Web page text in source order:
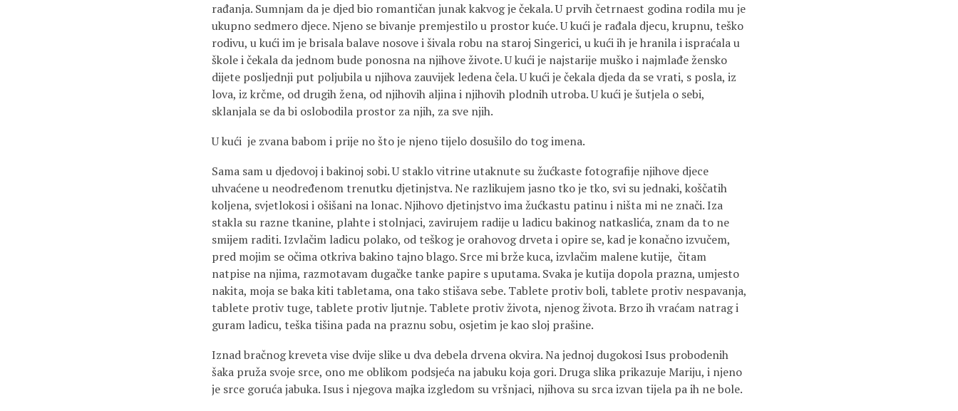
rađanja. Sumnjam da je djed bio romantičan junak kakvog je čekala. U prvih četrnaest godina rodila mu je
ukupno sedmero djece. Njeno se bivanje premjestilo u prostor kuće. U kući je rađala djecu, krupnu, teško
rodivu, u kući im je brisala balave nosove i šivala robu na staroj Singerici, u kući ih je hranila i ispraćala u
škole i čekala da jednom bude ponosna na njihove živote. U kući je najstarije muško i najmlađe žensko
dijete posljednji put poljubila u njihova zauvijek ledena čela. U kući je čekala djeda da se vrati, s posla, iz
lova, iz krčme, od drugih žena, od njihovih aljina i njihovih plodnih utroba. U kući je šutjela o sebi,
sklanjala se da bi oslobodila prostor za njih, za sve njih.
U kući je zvana babom i prije no što je njeno tijelo dosušilo do tog imena.
Sama sam u djedovoj i bakinoj sobi. U staklo vitrine utaknute su žućkaste fotografije njihove djece
uhvaćene u neodređenom trenutku djetinjstva. Ne razlikujem jasno tko je tko, svi su jednaki, koščatih
koljena, svjetlokosi i ošišani na lonac. Njihovo djetinjstvo ima žućkastu patinu i ništa mi ne znači. Iza
stakla su razne tkanine, plahte i stolnjaci, zavirujem radije u ladicu bakinog natkaslića, znam da to ne
smijem raditi. Izvlačim ladicu polako, od teškog je orahovog drveta i opire se, kad je konačno izvučem,
pred mojim se očima otkriva bakino tajno blago. Srce mi brže kuca, izvlačim malene kutije, čitam
natpise na njima, razmotavam dugačke tanke papire s uputama. Svaka je kutija dopola prazna, umjesto
nakita, moja se baka kiti tabletama, ona tako stišava sebe. Tablete protiv boli, tablete protiv nespavanja,
tablete protiv tuge, tablete protiv ljutnje. Tablete protiv života, njenog života. Brzo ih vraćam natrag i
guram ladicu, teška tišina pada na praznu sobu, osjetim je kao sloj prašine.
Iznad bračnog kreveta vise dvije slike u dva debela drvena okvira. Na jednoj dugokosi Isus probodenih
šaka pruža svoje srce, ono me oblikom podsjeća na jabuku koja gori. Druga slika prikazuje Mariju, i njeno
je srce goruća jabuka. Isus i njegova majka izgledom su vršnjaci, njihova su srca izvan tijela pa ih ne bole.